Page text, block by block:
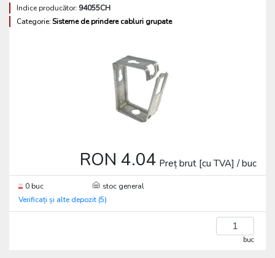
Indice producător: 94055CH
Categorie:Sisteme de prindere cabluri grupate
RON 4.04 Preț brut [cu TVA] / buc
0 buc
stoc general
Verificați și alte depozit (5)
buc